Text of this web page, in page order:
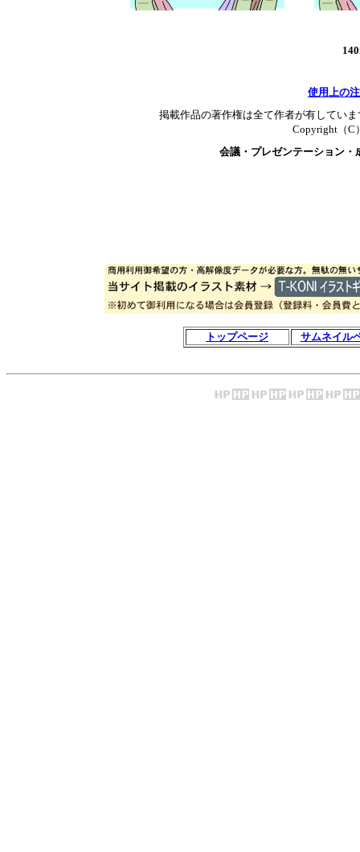
使用上の
掲載作品の著作権は全て作者が有してい
Copyright（C
会議・プレゼンテーション・
トップページ サムネイル